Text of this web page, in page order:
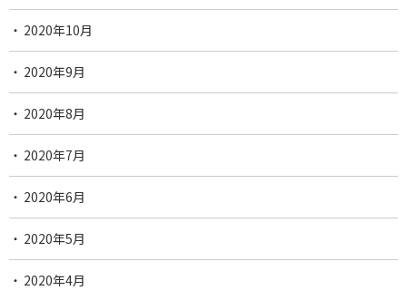
2020年10月
2020年9月
2020年8月
2020年7月
2020年6月
2020年5月
2020年4月